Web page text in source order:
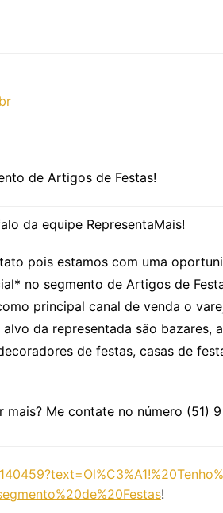
de Artigos de Festas!
da equipe RepresentaMais!
pois estamos com uma
no segmento de Artigos de
principal canal de venda o
da representada são bazares,
de festas, casas de
mais? Me contate no número (51)
text=Ol%C3%A1!%20Tenho%
20de%20Festas!